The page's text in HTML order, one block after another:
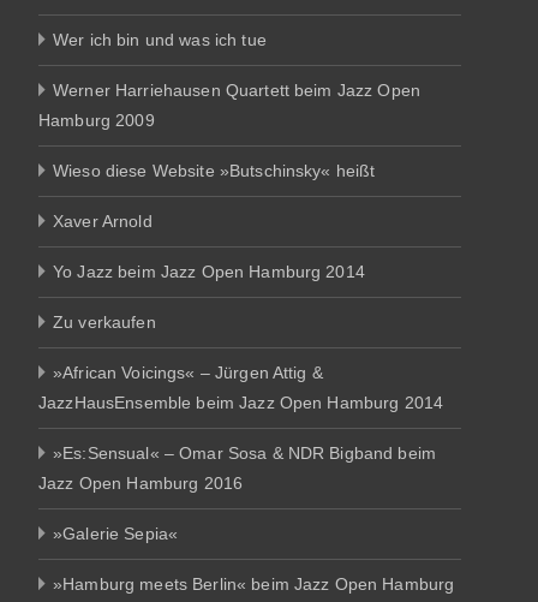
Wer ich bin und was ich tue
Werner Harriehausen Quartett beim Jazz Open
Hamburg 2009
Wieso diese Website »Butschinsky« heißt
Xaver Arnold
Yo Jazz beim Jazz Open Hamburg 2014
Zu verkaufen
»African Voicings« – Jürgen Attig &
JazzHausEnsemble beim Jazz Open Hamburg 2014
»Es:Sensual« – Omar Sosa & NDR Bigband beim
Jazz Open Hamburg 2016
»Galerie Sepia«
»Hamburg meets Berlin« beim Jazz Open Hamburg